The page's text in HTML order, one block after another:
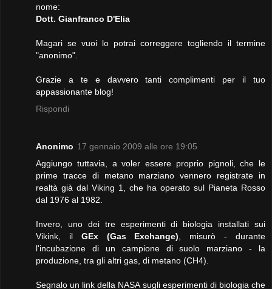
nome:
Dott. Gianfranco D'Elia
Magari se vuoi lo potrai correggere togliendo il termine
"anonimo".
Grazie a te e davvero tanti complimenti per il tuo
appassionante blog!
Rispondi
Anonimo 17 gennaio 2009 alle ore 19:05
Aggiungo tuttavia, a voler essere proprio pignoli, che le
prime tracce di metano marziano vennero registrate in
realtà già dal Viking 1, che ha operato sul Pianeta Rosso
dal 1976 al 1982.
Invero, uno dei tre esperimenti di biologia installati sui
Vikink, il GEx (Gas Exchange) , misurò - durante
l'incubazione di un campione di suolo marziano - la
produzione, tra gli altri gas, di metano (CH4).
Segnalo un link della NASA sugli esperimenti di biologia che